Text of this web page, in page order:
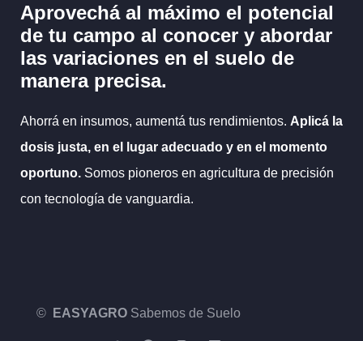
Aprovechá al máximo el potencial
de tu campo al conocer y abordar
las variaciones en el suelo de
manera precisa.
Ahorrá en insumos, aumentá tus rendimientos. Aplicá la
dosis justa, en el lugar adecuado y en el momento
oportuno. Somos pioneros en agricultura de precisión
con tecnología de vanguardia.
© EASYAGRO Sabemos de Suelo